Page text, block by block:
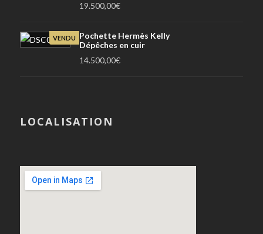
19.500,00€
VENDU
Pochette Hermès Kelly
Dépêches en cuir
14.500,00€
LOCALISATION